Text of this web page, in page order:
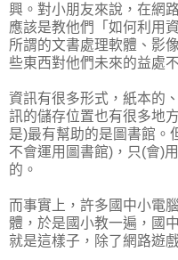
興。對小朋友來說，在網
應該是教他們「如何利用
所謂的文書處理軟體、影
些東西對他們未來的益處
資訊有很多形式，紙本的
訊的儲存位置也有很多地
是)最有幫助的是圖書館。
不會運用圖書館)，只(會)
的。
而事實上，許多國中小電
體，於是國小教一遍，國
就是這樣子，除了網路遊